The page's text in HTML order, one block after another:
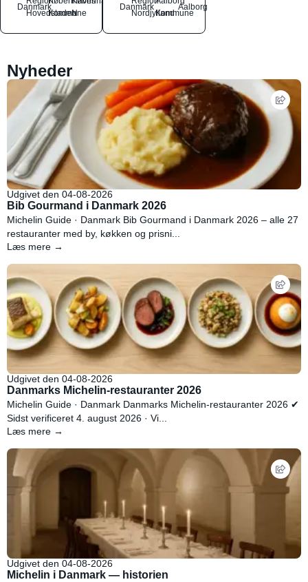
Danmark
Hovedstaden
Kommune
N
Danmark
NordjyllandKommune
Aalborg
Nyheder
Udgivet den 04-08-2026
Bib Gourmand i Danmark 2026
Michelin Guide · Danmark Bib Gourmand i Danmark 2026 – alle 27
restauranter med by, køkken og prisni...
Læs mere →
Udgivet den 04-08-2026
Danmarks Michelin-restauranter 2026
Michelin Guide · Danmark Danmarks Michelin-restauranter 2026 ✔
Sidst verificeret 4. august 2026 · Vi...
Læs mere →
Udgivet den 04-08-2026
Michelin i Danmark — historien